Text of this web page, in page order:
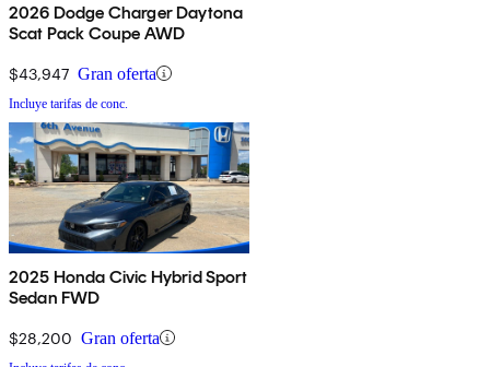
2026 Dodge Charger Daytona
Scat Pack Coupe AWD
$43,947 Gran oferta
Incluye tarifas de conc.
2025 Honda Civic Hybrid Sport
Sedan FWD
$28,200 Gran oferta